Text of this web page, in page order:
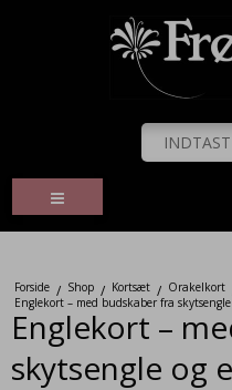
Forside / Shop / Kortsæt / Orakelkort
Englekort – med budskaber fra
Englekort –
skytsengle og